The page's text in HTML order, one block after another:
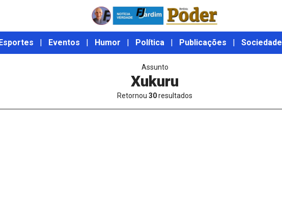
| Eventos | Humor | Política | Publicações | Sociedade
Assunto
Xukuru
Retornou 30resultados